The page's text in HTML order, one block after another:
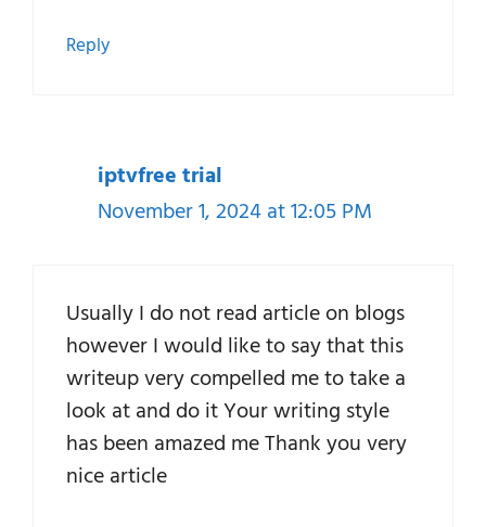
Reply
iptvfree trial
November 1, 2024 at 12:05 PM
Usually I do not read article on blogs
however I would like to say that this
writeup very compelled me to take a
look at and do it Your writing style
has been amazed me Thank you very
nice article